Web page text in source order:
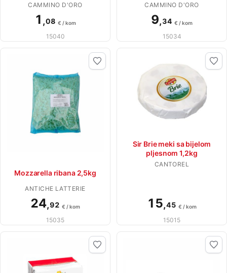
CAMMINO D'ORO
1 ,08 € / kom
15040
CAMMINO D'ORO
9,34 € / kom
15034
Mozzarella ribana 2,5kg
ANTICHE LATTERIE
24,92 € / kom
15035
Sir Brie meki sa bijelom
pljesnom 1,2kg
CANTOREL
15,45 € / kom
15015